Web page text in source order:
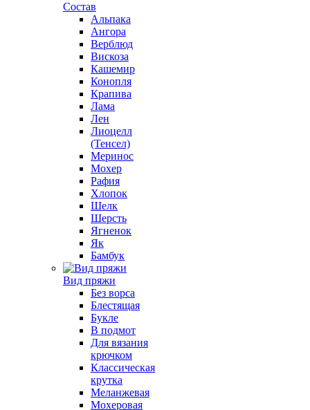
Состав
Альпака
Ангора
Верблюд
Вискоза
Кашемир
Конопля
Крапива
Лама
Лен
Лиоцелл
(Тенсел)
Меринос
Мохер
Рафия
Хлопок
Шелк
Шерсть
Ягненок
Як
Бамбук
Вид пряжи
Без ворса
Блестящая
Букле
В подмот
Для вязания
крючком
Классическая
крутка
Меланжевая
Мохеровая